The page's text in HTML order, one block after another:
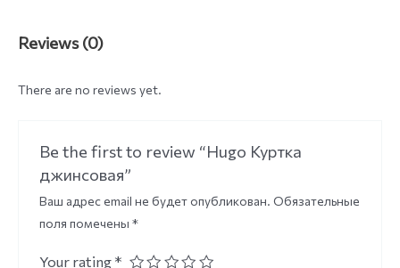
Reviews (0)
There are no reviews yet.
Be the first to review “Hugo Куртка
джинсовая”
Ваш адрес email не будет опубликован. Обязательные
поля помечены *
Your rating *